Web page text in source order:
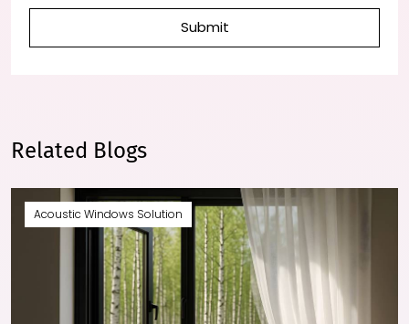
Submit
Related Blogs
Acoustic Windows Solution